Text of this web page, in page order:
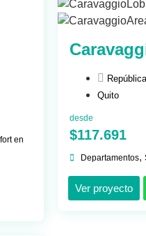
en
Quito
desde
$117.691
Departamentos,
Ver proyecto